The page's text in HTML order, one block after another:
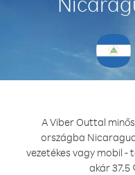
A Viber Outtal
országba
vezetékes vagy mobil -
akár 37.5